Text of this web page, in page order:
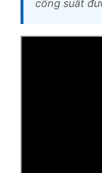
công suất